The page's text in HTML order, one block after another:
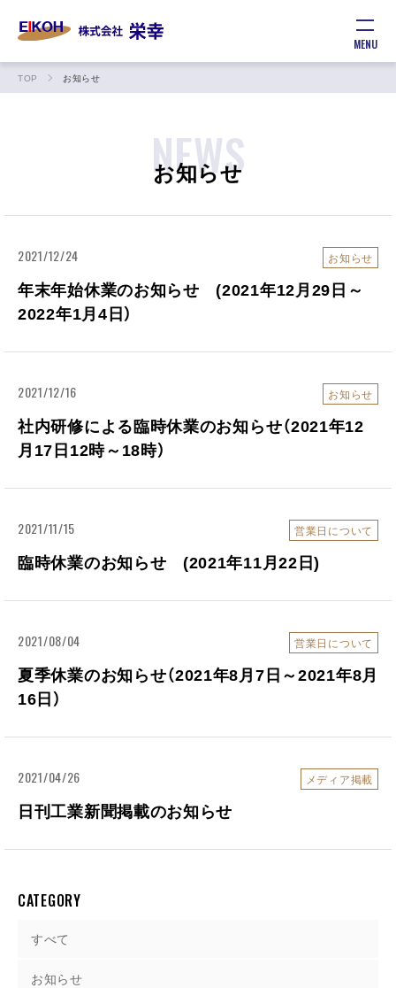
MENU
TOP お知らせ
NEWS
お知らせ
2021/12/24 お知らせ
年末年始休業のお知らせ (2021年12月29日～
2022年1月4日）
2021/12/16 お知らせ
社内研修による臨時休業のお知らせ（2021年12
月17日12時～18時）
2021/11/15 営業日について
臨時休業のお知らせ (2021年11月22日)
2021/08/04 営業日について
夏季休業のお知らせ（2021年8月7日～2021年8月
16日）
2021/04/26 メディア掲載
日刊工業新聞掲載のお知らせ
CATEGORY
すべて
お知らせ